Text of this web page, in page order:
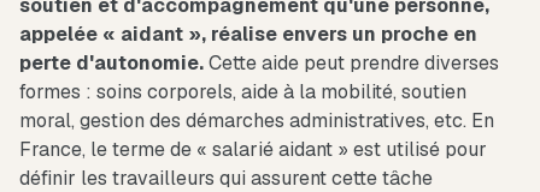
soutien et d'accompagnement qu'une personne,
appelée « aidant », réalise envers un proche en
perte d'autonomie.Cette aide peut prendre diverses
formes : soins corporels, aide à la mobilité, soutien
moral, gestion des démarches administratives, etc. En
France, le terme de « salarié aidant » est utilisé pour
définir les travailleurs qui assurent cette tâche